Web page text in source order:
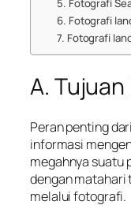
5. Fotografi
6. Fotografi
7. Fotografi
A.
Peran penting
informasi
megahnya suatu
dengan matahari
melalui fotografi.